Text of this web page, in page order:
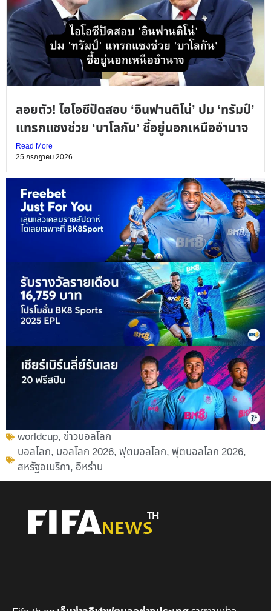
ลอยตัว! ไอโอซีปัดสอบ ‘อินฟานติโน่’ ปม ‘ทรัมป์’
แทรกแซงช่วย ‘บาโลกัน’ ชี้อยู่นอกเหนืออำนาจ
Read More
25 กรกฎาคม 2026
worldcup, ข่าวบอลโลก
บอลโลก, บอลโลก 2026,ฟุตบอลโลก,ฟุตบอลโลก 2026,
สหรัฐอเมริกา, อิหร่าน